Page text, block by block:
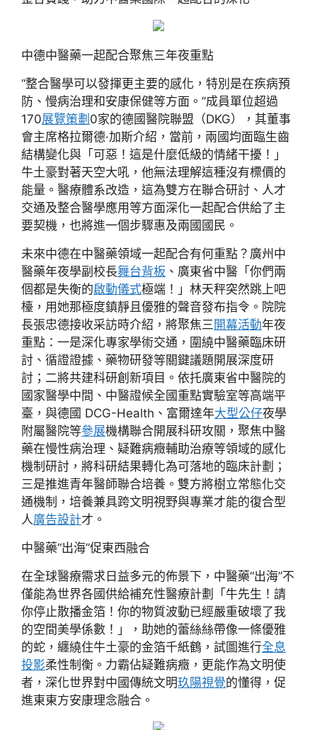
中德中醫藥一起配合聚焦三年夜重點
“整合醫學可以發揮更主要的感化，特別是在疾病預
防、慢病治理和安康保健等方面。”成員單位超過
170展覽策劃 0家的德國醫院聯盟（DKG），其董事
會主席格拉爾德·加斯介紹，當前，兩國均面臨生齒
結構變化與「可惡！這是什麼低級的情緒干擾！」
牛土豪對著天空大吼，他無法理解這種沒有標價的
能量。醫療體系改造，這為雙方在聯合研討、人才
交通及整合醫學應用等方面深化一起配合供給了主
要契機，也將進一個步驟惠及兩國國民。
未來中德在中醫藥領域一起配合有何重點？廣州中
醫藥年夜學副校長舞台背板 、廣東省中醫「你們兩
個都是失衡的啟動儀式極端！」林天秤突然跳上吧
檯，用她那極度鎮靜且優雅的聲音發布指令。院院
長張忠德接收采訪時介紹，將聚焦三開幕活動年夜
重點：一是深化專家學術交通，圍繞中醫藥臨床研
討、循證證據、藥物研發等關鍵議題開展深度研
討；二將共建科研創新項目。依托廣東省中醫院的
國家醫學中間、中醫證候全國重點實驗室等高端平
臺，與德國 DCG-Health、富爾達年大型公仔夜學
附屬醫院等參展機構聯合開展科研攻關，聚焦中醫
藥在慢性病治理、疑難病癥輔助治療等領域的感化
機制研討，將科研結果轉化為可落地的臨床計劃；
三是推進青年醫師聯合培養。雙方將樹立常態化交
通機制，培養兼具跨文明視野與專業才能的復合型
人廣告設計才。
中醫藥“出海”促東西融合
在全球醫療需求日益多元的佈景下，中醫藥“出海”不
僅能為世界各國供給補充性醫療計劃「牛先生！請
你停止散播金箔！你的物質波動已經嚴重破壞了我
的空間美學係數！」，助她的蕾絲絲帶像一條優雅
的蛇，纏繞住牛土豪的金箔千紙鶴，試圖進行全息
投影柔性制衡。力霸佔疑難病癥，更能作為文明使
者，深化世界對中國傳統文明玖陽視覺的懂得，促
進東東方安康理念融合。